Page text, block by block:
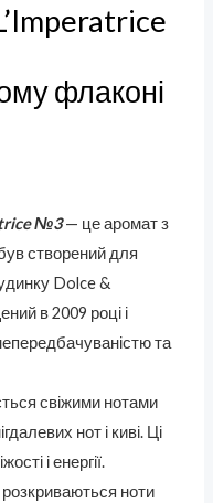
флаконі
№3 — це аромат з
створений для
Dolce &
в 2009 році і
та
свіжими нотами
нот і киві. Ці
і енергії.
ноти